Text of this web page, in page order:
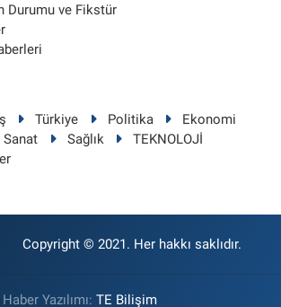
Durumu ve Fikstür
Türkiye Politika
Ekonomi
Sanat Sağlık
TEKNOLOJİ
Copyright © 2021. Her hakkı saklıdır.
Haber Yazılımı: TE Bilişim